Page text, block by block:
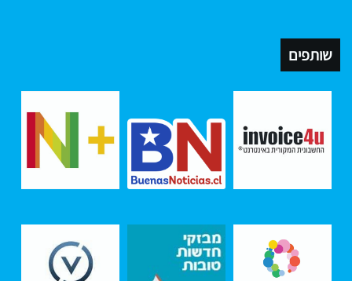
שותפים